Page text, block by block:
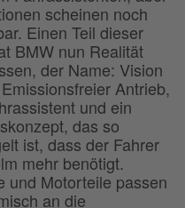
scheinen noch
Einen Teil dieser
BMW nun Realität
der Name: Vision
Antrieb,
und ein
das so
ist, dass der Fahrer
mehr benötigt.
und Motorteile passen
an die